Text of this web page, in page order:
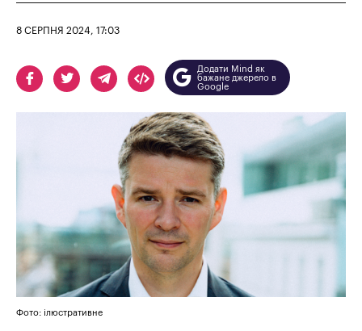
8 СЕРПНЯ 2024, 17:03
Додати Mind як
бажане джерело в
Google
Фото: ілюстративне